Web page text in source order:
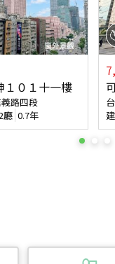
１０１十一樓
路四段
廳 0.7年